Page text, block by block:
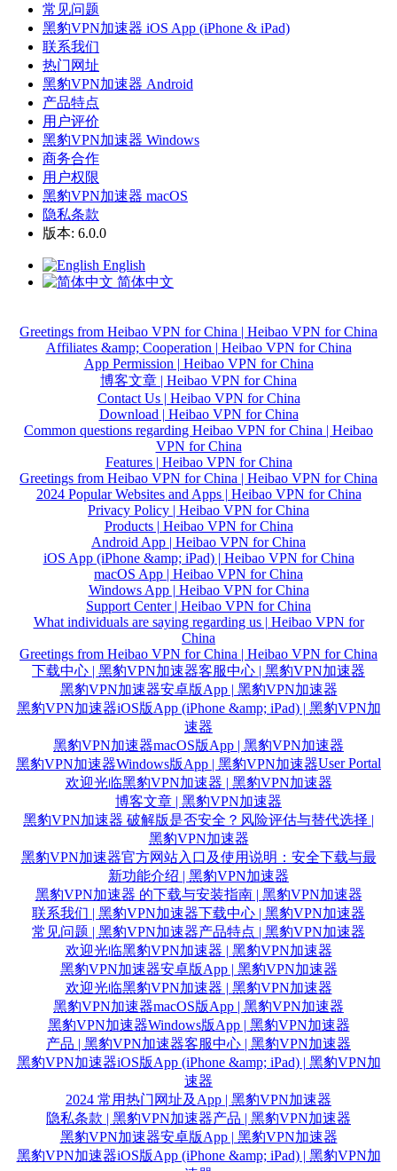
常见问题
黑豹VPN加速器 iOS App (iPhone & iPad)
联系我们
热门网址
黑豹VPN加速器 Android
产品特点
用户评价
黑豹VPN加速器 Windows
商务合作
用户权限
黑豹VPN加速器 macOS
隐私条款
版本: 6.0.0
English
简体中文
Greetings from Heibao VPN for China | Heibao VPN for China
Affiliates &amp; Cooperation | Heibao VPN for China
App Permission | Heibao VPN for China
博客文章 | Heibao VPN for China
Contact Us | Heibao VPN for China
Download | Heibao VPN for China
Common questions regarding Heibao VPN for China | Heibao
VPN for China
Features | Heibao VPN for China
Greetings from Heibao VPN for China | Heibao VPN for China
2024 Popular Websites and Apps | Heibao VPN for China
Privacy Policy | Heibao VPN for China
Products | Heibao VPN for China
Android App | Heibao VPN for China
iOS App (iPhone &amp; iPad) | Heibao VPN for China
macOS App | Heibao VPN for China
Windows App | Heibao VPN for China
Support Center | Heibao VPN for China
What individuals are saying regarding us | Heibao VPN for
China
Greetings from Heibao VPN for China | Heibao VPN for China
下载中心 | 黑豹VPN加速器客服中心 | 黑豹VPN加速器
黑豹VPN加速器安卓版App | 黑豹VPN加速器
黑豹VPN加速器iOS版App (iPhone &amp; iPad) | 黑豹VPN加
速器
黑豹VPN加速器macOS版App | 黑豹VPN加速器
黑豹VPN加速器Windows版App | 黑豹VPN加速器User Portal
欢迎光临黑豹VPN加速器 | 黑豹VPN加速器
博客文章 | 黑豹VPN加速器
黑豹VPN加速器 破解版是否安全？风险评估与替代选择 |
黑豹VPN加速器
黑豹VPN加速器官方网站入口及使用说明：安全下载与最
新功能介绍 | 黑豹VPN加速器
黑豹VPN加速器 的下载与安装指南 | 黑豹VPN加速器
联系我们 | 黑豹VPN加速器下载中心 | 黑豹VPN加速器
常见问题 | 黑豹VPN加速器产品特点 | 黑豹VPN加速器
欢迎光临黑豹VPN加速器 | 黑豹VPN加速器
黑豹VPN加速器安卓版App | 黑豹VPN加速器
欢迎光临黑豹VPN加速器 | 黑豹VPN加速器
黑豹VPN加速器macOS版App | 黑豹VPN加速器
黑豹VPN加速器Windows版App | 黑豹VPN加速器
产品 | 黑豹VPN加速器客服中心 | 黑豹VPN加速器
黑豹VPN加速器iOS版App (iPhone &amp; iPad) | 黑豹VPN加
速器
2024 常用热门网址及App | 黑豹VPN加速器
隐私条款 | 黑豹VPN加速器产品 | 黑豹VPN加速器
黑豹VPN加速器安卓版App | 黑豹VPN加速器
黑豹VPN加速器iOS版App (iPhone &amp; iPad) | 黑豹VPN加